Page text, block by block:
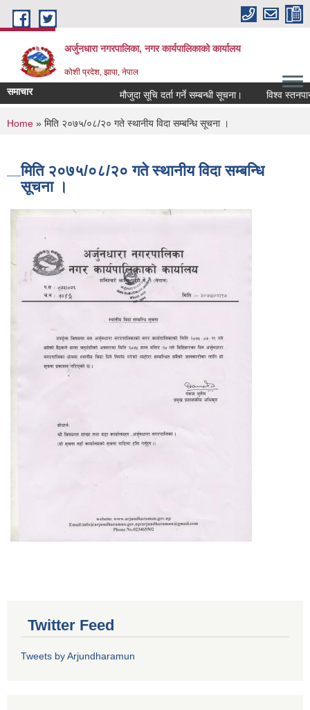
Skip to main content
अर्जुनधारा नगरपालिका, नगर कार्यपालिकाको कार्यालय
कोशी प्रदेश, झापा, नेपाल
समाचार मौजुदा सूचि दर्ता गर्ने सम्बन्धी सूचना। विश्व
You are here
Home » मिति २०७५/०८/२० गते स्थानीय विदा सम्बन्धि सूचना ।
मिति २०७५/०८/२० गते स्थानीय विदा सम्बन्धि
सूचना ।
Twitter Feed
Tweets by Arjundharamun